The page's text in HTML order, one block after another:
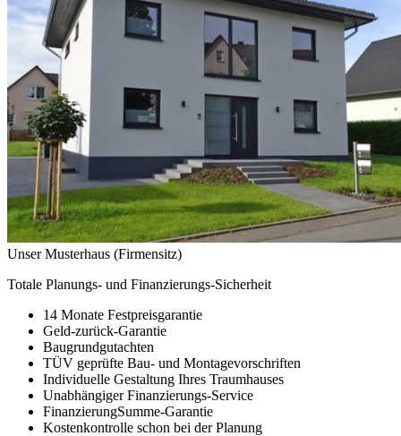
Unser Musterhaus (Firmensitz)
Totale Planungs- und Finanzierungs-Sicherheit
14 Monate Festpreisgarantie
Geld-zurück-Garantie
Baugrundgutachten
TÜV geprüfte Bau- und Montagevorschriften
Individuelle Gestaltung Ihres Traumhauses
Unabhängiger Finanzierungs-Service
FinanzierungSumme-Garantie
Kostenkontrolle schon bei der Planung